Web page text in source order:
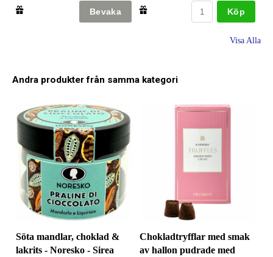
Köp
Visa Alla
Andra produkter från samma kategori
Söta mandlar, choklad &
lakrits - Noresko - Sirea
Chokladtryfflar med smak
av hallon pudrade med